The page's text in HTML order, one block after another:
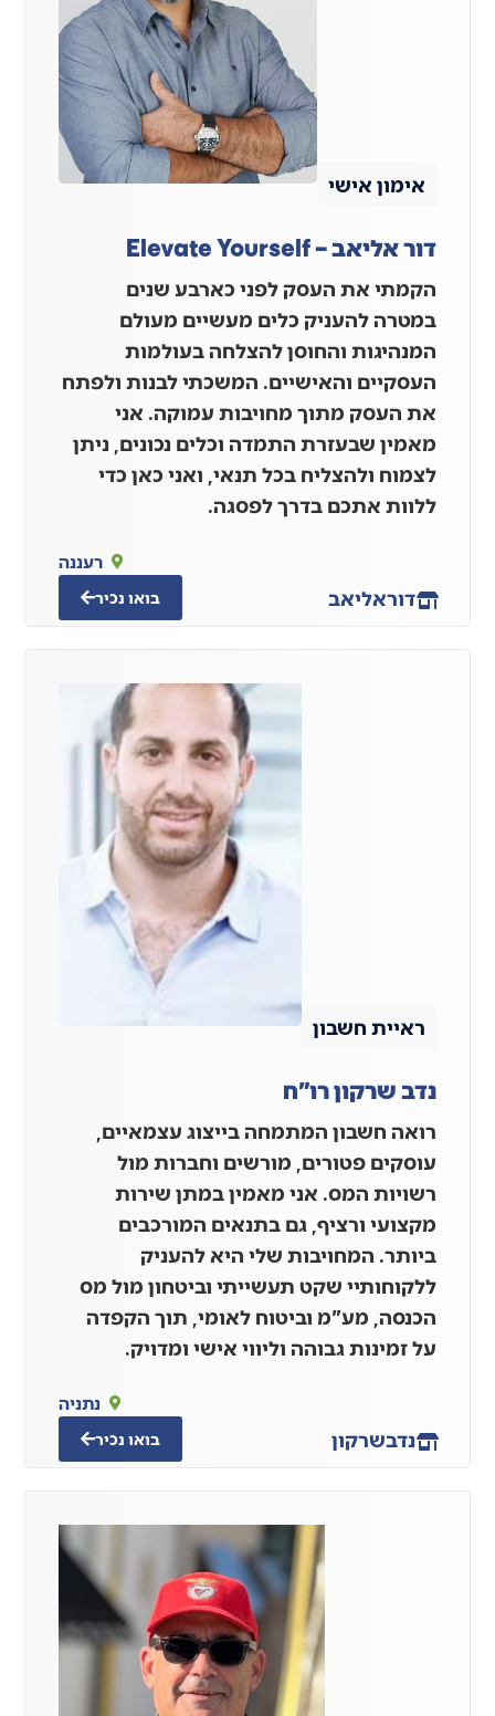
אימון אישי
דור אליאב – Elevate Yourself
הקמתי את העסק לפני כארבע שנים
במטרה להעניק כלים מעשיים מעולם
המנהיגות והחוסן להצלחה בעולמות
העסקיים והאישיים. המשכתי לבנות ולפתח
את העסק מתוך מחויבות עמוקה. אני
מאמין שבעזרת התמדה וכלים נכונים, ניתן
לצמוח ולהצליח בכל תנאי, ואני כאן כדי
ללוות אתכם בדרך לפסגה.
דוראליאב
רעננה
בואו נכיר
ראיית חשבון
נדב שרקון רו"ח
רואה חשבון המתמחה בייצוג עצמאיים,
עוסקים פטורים, מורשים וחברות מול
רשויות המס. אני מאמין במתן שירות
מקצועי ורציף, גם בתנאים המורכבים
ביותר. המחויבות שלי היא להעניק
ללקוחותיי שקט תעשייתי וביטחון מול מס
הכנסה, מע"מ וביטוח לאומי, תוך הקפדה
על זמינות גבוהה וליווי אישי ומדויק.
נדבשרקון
נתניה
בואו נכיר